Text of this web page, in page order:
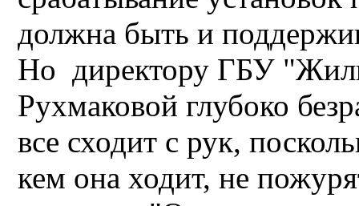
должна быть и
Но директору ГБУ
Рухмаковой глубоко
все сходит с рук,
кем она ходит, не